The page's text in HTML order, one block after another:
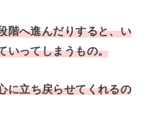
階へ進んだりすると、い
いってしまうもの。
に立ち戻らせてくれるの